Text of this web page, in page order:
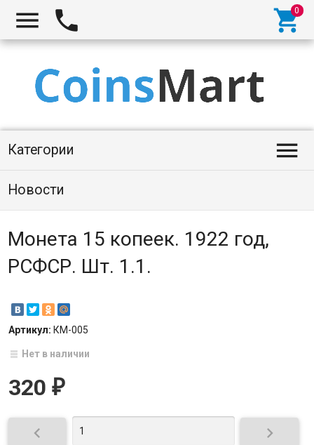
  
Категории 
Новости
Монета 15 копеек. 1922 год,
РСФСР. Шт. 1.1.
Артикул: КМ-005
Нет в наличии
320 ₽
 